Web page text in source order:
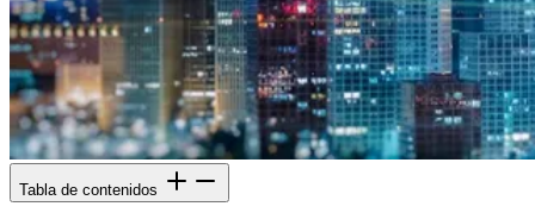
Tabla de contenidos